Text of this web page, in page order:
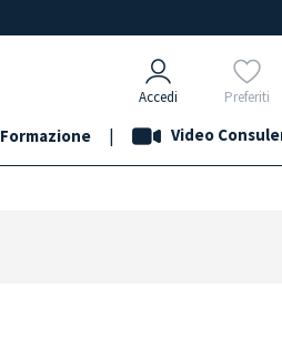
Accedi Preferiti
Formazione | Video